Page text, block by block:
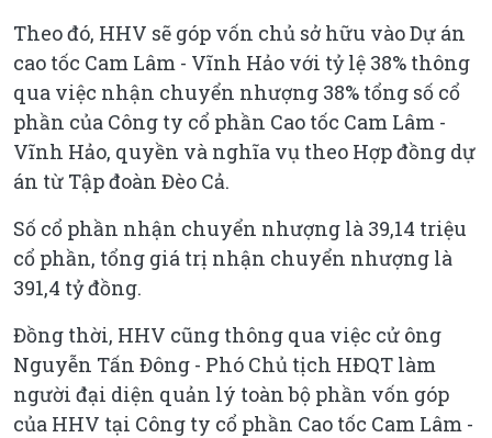
Theo đó, HHV sẽ góp vốn chủ sở hữu vào Dự án
cao tốc Cam Lâm - Vĩnh Hảo với tỷ lệ 38% thông
qua việc nhận chuyển nhượng 38% tổng số cổ
phần của Công ty cổ phần Cao tốc Cam Lâm -
Vĩnh Hảo, quyền và nghĩa vụ theo Hợp đồng dự
án từ Tập đoàn Đèo Cả.
Số cổ phần nhận chuyển nhượng là 39,14 triệu
cổ phần, tổng giá trị nhận chuyển nhượng là
391,4 tỷ đồng.
Đồng thời, HHV cũng thông qua việc cử ông
Nguyễn Tấn Đông - Phó Chủ tịch HĐQT làm
người đại diện quản lý toàn bộ phần vốn góp
của HHV tại Công ty cổ phần Cao tốc Cam Lâm -